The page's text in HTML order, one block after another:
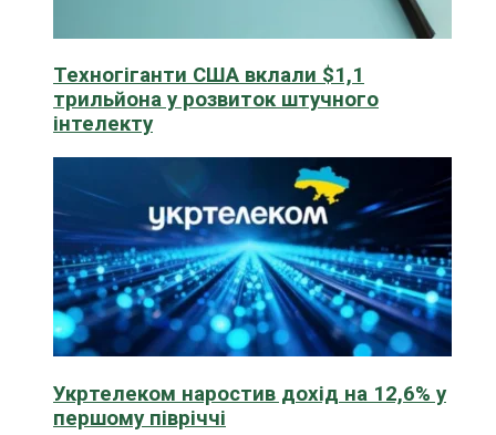
Техногіганти США вклали $1,1
трильйона у розвиток штучного
інтелекту
Укртелеком наростив дохід на 12,6% у
першому півріччі